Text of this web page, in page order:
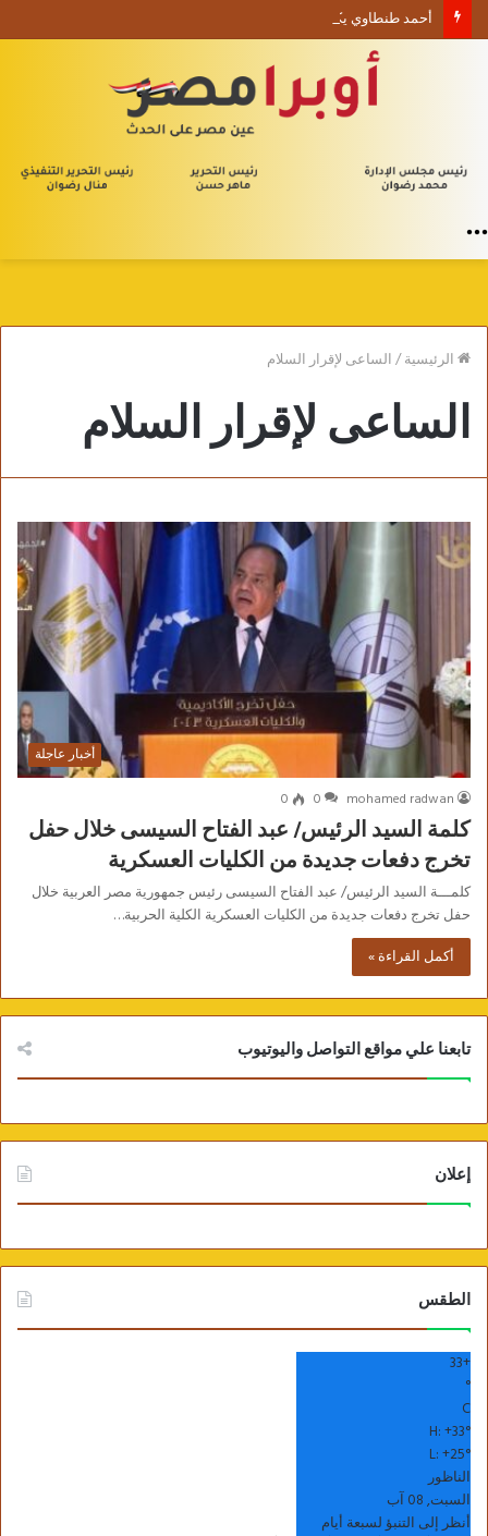
أحمد طنطاوي يكتب حين يصبح الوجود علامة استفهام
الرئيسية/الساعى لإقرار السلام
الساعى لإقرار السلام
أخبار عاجلة
mohamed radwan
0
0
كلمة السيد الرئيس/ عبد الفتاح السيسى خلال حفل
تخرج دفعات جديدة من الكليات العسكرية
كلمـــة السيد الرئيس/ عبد الفتاح السيسى رئيس جمهورية مصر العربية خلال
حفل تخرج دفعات جديدة من الكليات العسكرية الكلية الحربية…
أكمل القراءة »
تابعنا علي مواقع التواصل واليوتيوب
إعلان
الطقس
+
33
°
C
H:+33°
L:+25°
الناظور
السبت, 08 آب
أنظر إلى التنبؤ لسبعة أيام